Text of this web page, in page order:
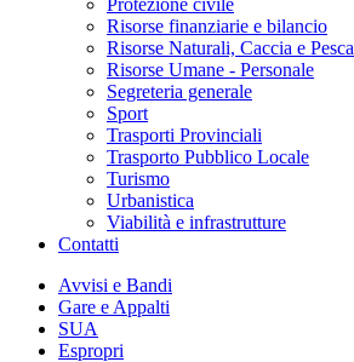
Protezione civile
Risorse finanziarie e bilancio
Risorse Naturali, Caccia e Pesca
Risorse Umane - Personale
Segreteria generale
Sport
Trasporti Provinciali
Trasporto Pubblico Locale
Turismo
Urbanistica
Viabilità e infrastrutture
Contatti
Avvisi e Bandi
Gare e Appalti
SUA
Espropri